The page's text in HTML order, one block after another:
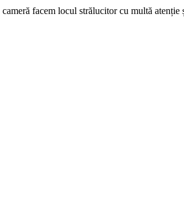
facem locul strălucitor cu multă